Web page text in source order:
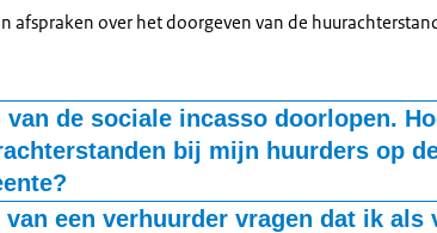
afspraken over het doorgeven van de
van de sociale incasso doorlopen.
bij mijn huurders op
manier een huurachterstand voor de
van een verhuurder vragen dat ik als